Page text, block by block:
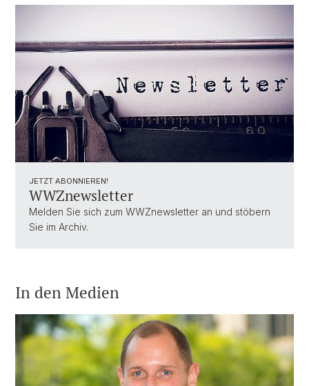
JETZT ABONNIEREN!
WWZnewsletter
Melden Sie sich zum WWZnewsletter an und stöbern
Sie im Archiv.
In den Medien